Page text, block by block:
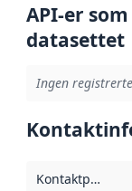
API-er
datasettet
Ingen
Kontaktpunkt